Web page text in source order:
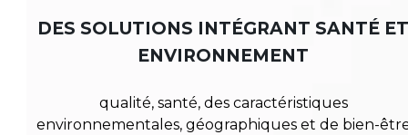
DES SOLUTIONS INTÉGRANT SANTÉ ET
ENVIRONNEMENT
qualité, santé, des caractéristiques
environnementales, géographiques et de bien-